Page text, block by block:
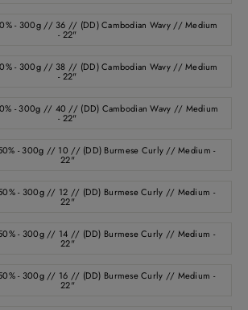
- 300g // 36 // (DD) Cambodian Wavy // Medium
- 22"
- 300g // 38 // (DD) Cambodian Wavy // Medium
- 22"
- 300g // 40 // (DD) Cambodian Wavy // Medium
- 22"
- 300g // 10 // (DD) Burmese Curly // Medium -
22"
- 300g // 12 // (DD) Burmese Curly // Medium -
22"
- 300g // 14 // (DD) Burmese Curly // Medium -
22"
- 300g // 16 // (DD) Burmese Curly // Medium -
22"